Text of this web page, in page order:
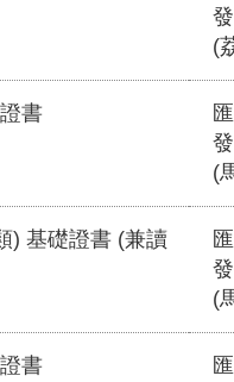
(
書
(
) 基礎證書 (兼讀
(
書